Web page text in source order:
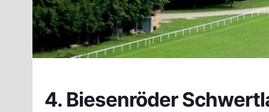
4. Biesenröder